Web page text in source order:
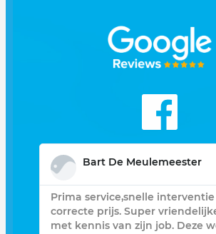
Bart De Meulemeester
Prima service,snelle
correcte prijs. Super
met kennis van zijn job. Deze